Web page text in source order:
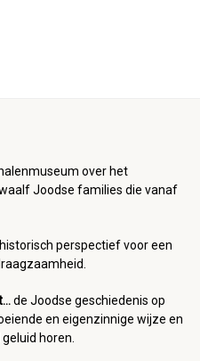
over het
Joodse families die vanaf
perspectief voor een
de Joodse geschiedenis op
en eigenzinnige wijze en
horen.